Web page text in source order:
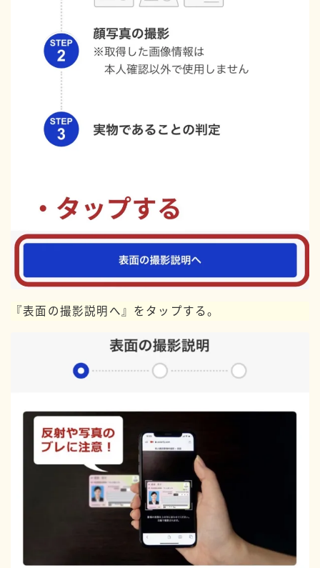
『表面の撮影説明へ』をタップする。